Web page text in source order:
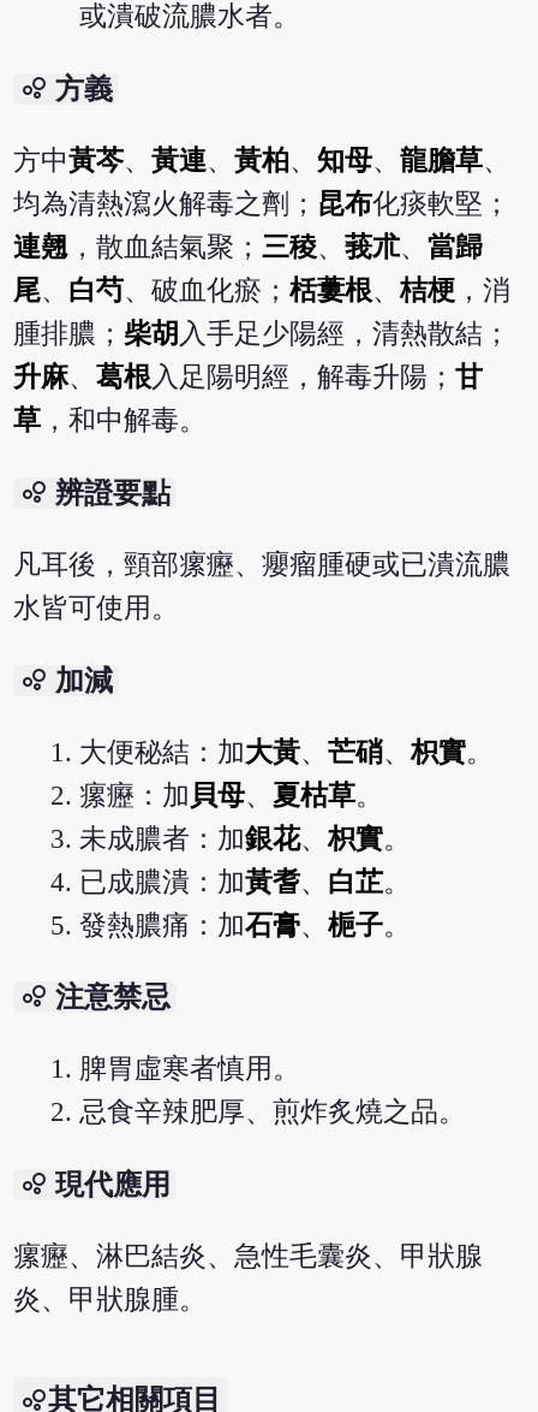
或潰破流膿水者。
bubble_chart 方義
方中黃芩、黃連、黃柏、知母、龍膽草、
均為清熱瀉火解毒之劑； 昆布化痰軟堅；
連翹 ，散血結氣聚；三稜、莪朮、當歸
尾、 白芍、破血化瘀；栝蔞根、桔梗 ，消
腫排膿； 柴胡 入手足少陽經，清熱散結；
升麻、葛根入足陽明經，解毒升陽；甘
草 ，和中解毒。
bubble_chart 辨證要點
凡耳後，頸部瘰癧、癭瘤腫硬或已潰流膿
水皆可使用。
bubble_chart 加減
大便秘結：加大黃、芒硝、枳實。
瘰癧：加 貝母、 夏枯草。
未成膿者：加銀花、枳實。
已成膿潰：加黃耆、 白芷。
發熱膿痛：加石膏、梔子。
bubble_chart 注意禁忌
脾胃虛寒者慎用。
忌食辛辣肥厚、煎炸炙燒之品。
bubble_chart 現代應用
瘰癧、淋巴結炎、急性毛囊炎、甲狀腺
炎、甲狀腺腫。
其它相關項目